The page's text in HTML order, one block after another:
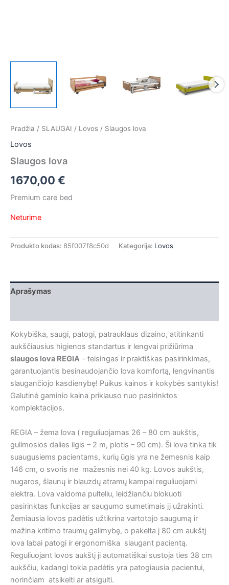
Pradžia / SLAUGAI / Lovos / Slaugos lova
Lovos
Slaugos lova
1670,00 €
Premium care bed
Neturime
Produkto kodas: 85f007f8c50d Kategorija: Lovos
Aprašymas
Kokybiška, saugi, patogi, patrauklaus dizaino, atitinkanti
aukščiausius higienos standartus ir lengvai prižiūrima
slaugos lova REGIA – teisingas ir praktiškas pasirinkimas,
garantuojantis besinaudojančio lova komfortą, lengvinantis
slaugančiojo kasdienybę! Puikus kainos ir kokybės santykis!
Galutinė gaminio kaina priklauso nuo pasirinktos
komplektacijos.
REGIA – žema lova ( reguliuojamas 26 – 80 cm aukštis,
gulimosios dalies ilgis – 2 m, plotis – 90 cm). Ši lova tinka tik
suaugusiems pacientams, kurių ūgis yra ne žemesnis kaip
146 cm, o svoris ne mažesnis nei 40 kg. Lovos aukštis,
nugaros, šlaunų ir blauzdų atramų kampai reguliuojami
elektra. Lova valdoma pulteliu, leidžiančiu blokuoti
pasirinktas funkcijas ar saugumo sumetimais jį užrakinti.
Žemiausia lovos padėtis užtikrina vartotojo saugumą ir
mažina kritimo traumų galimybę, o pakelta į 80 cm aukštį
lova labai patogi ir ergonomiška slaugant pacientą.
Reguliuojant lovos aukštį ji automatiškai sustoja ties 38 cm
aukščiu, kadangi tokia padėtis yra patogiausia pacientui,
norinčiam atsikelti ar atsigulti.